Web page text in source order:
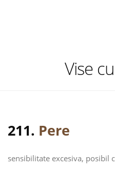
Vise
211. Pere
sensibilitate excesiva, posibil